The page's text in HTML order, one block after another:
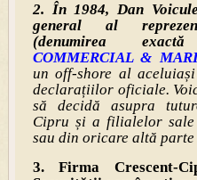
2. În 1984, Dan
general al
(denumirea
COMMERCIAL &
un off-shore al
declarațiilor oficiale.
să decidă asupra
Cipru și a filialelor sale
sau din oricare altă
3. Firma Crescent-